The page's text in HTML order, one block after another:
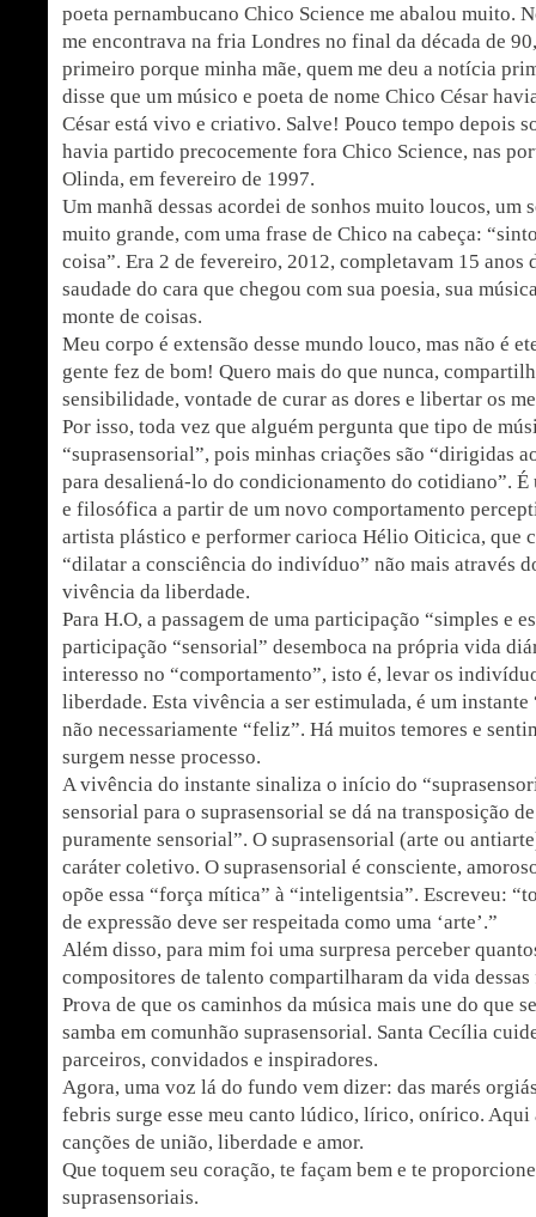
poeta pernambucano Chico Science me abalou muito.
me encontrava na fria Londres no final da década de
primeiro porque minha mãe, quem me deu a notícia
disse que um músico e poeta de nome Chico César
César está vivo e criativo. Salve! Pouco tempo depois
havia partido precocemente fora Chico Science, nas
Olinda, em fevereiro de 1997.
Um manhã dessas acordei de sonhos muito loucos, um
muito grande, com uma frase de Chico na cabeça:
coisa”. Era 2 de fevereiro, 2012, completavam 15 anos
saudade do cara que chegou com sua poesia, sua
monte de coisas.
Meu corpo é extensão desse mundo louco, mas não é
gente fez de bom! Quero mais do que nunca,
sensibilidade, vontade de curar as dores e libertar os
Por isso, toda vez que alguém pergunta que tipo de
“suprasensorial”, pois minhas criações são “dirigidas
para desaliená-lo do condicionamento do cotidiano”. É
e filosófica a partir de um novo comportamento
artista plástico e performer carioca Hélio Oiticica, que
“dilatar a consciência do indivíduo” não mais através
vivência da liberdade.
Para H.O, a passagem de uma participação “simples e
participação “sensorial” desemboca na própria vida
interesso no “comportamento”, isto é, levar os
liberdade. Esta vivência a ser estimulada, é um
não necessariamente “feliz”. Há muitos temores e
surgem nesse processo.
A vivência do instante sinaliza o início do
sensorial para o suprasensorial se dá na transposição
puramente sensorial”. O suprasensorial (arte ou
caráter coletivo. O suprasensorial é consciente,
opõe essa “força mítica” à “inteligentsia”. Escreveu:
de expressão deve ser respeitada como uma ‘arte’.”
Além disso, para mim foi uma surpresa perceber
compositores de talento compartilharam da vida
Prova de que os caminhos da música mais une do que
samba em comunhão suprasensorial. Santa Cecília
parceiros, convidados e inspiradores.
Agora, uma voz lá do fundo vem dizer: das marés
febris surge esse meu canto lúdico, lírico, onírico. Aqui
canções de união, liberdade e amor.
Que toquem seu coração, te façam bem e te
suprasensoriais.